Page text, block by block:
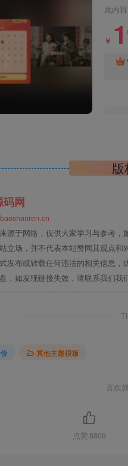
此内
￥
版
码网
源于网络，仅供大家学习与参考，
立场，并不代表本站赞同其观点和
发布或转载任何违法的相关信息，
，如发现链接失效，请联系我们我
其他主题模板
喜欢
点赞 8809